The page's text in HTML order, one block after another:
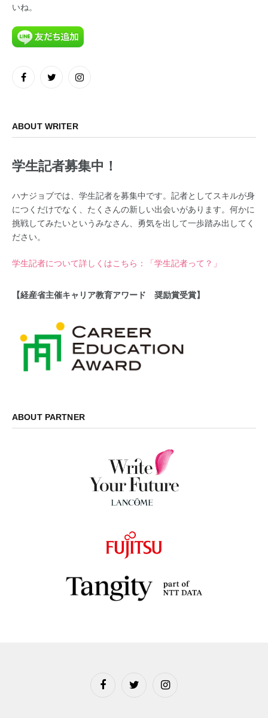
いね。
FacebookTwitter Instagram
ABOUT WRITER
学生記者募集中！
ハナジョブでは、学生記者を募集中です。記者としてスキルが身
につくだけでなく、たくさんの新しい出会いがあります。何かに
挑戦してみたいというみなさん、勇気を出して一歩踏み出してく
ださい。
学生記者について詳しくはこちら：「学生記者って？」
【経産省主催キャリア教育アワード 奨励賞受賞】
ABOUT PARTNER
FacebookTwitter Instagram